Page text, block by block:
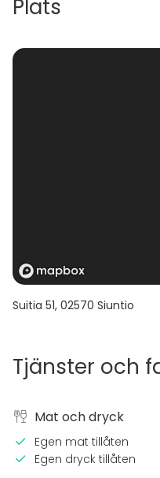
Plats
Suitia 51, 02570 Siuntio
Tjänster och
Mat och dryck
Egen mat tillåten
Egen dryck tillåten